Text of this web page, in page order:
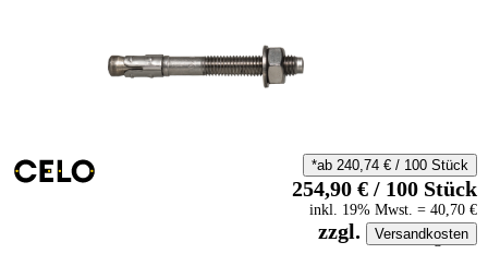
auf Anfrageliste
*ab 240,74 €/ 100 Stück
254,90 €/ 100 Stück
inkl. 19% Mwst. = 40,70 €
zzgl. Versandkosten